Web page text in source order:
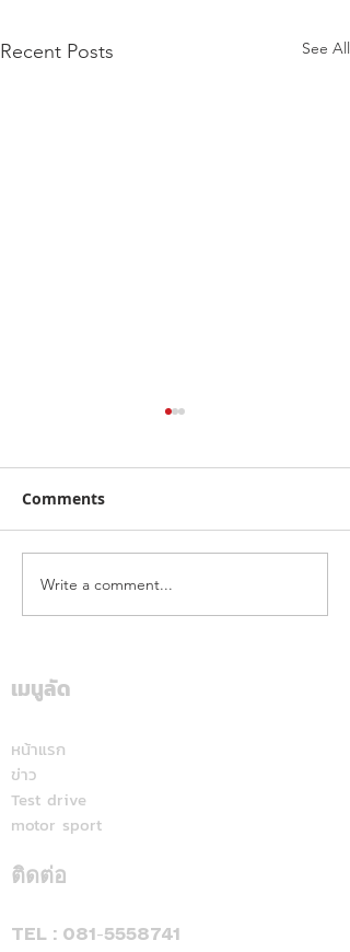
Recent Posts See All
คาลเท็กซ์ ได้รับการรับรอง
หัวจ่ายเชื้อเพลิงมาตรฐาน
การบริการ ตอกย้ำความ
Comments
Write a comment...
เมนูลัด
หน้าแรก
ข่าว
Test drive
motor sport
ติดต่อ
TEL : 081-5558741